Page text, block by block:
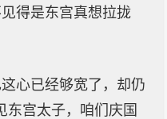
得是东宫真想拉拢
心已经够宽了，却仍
东宫太子，咱们庆国